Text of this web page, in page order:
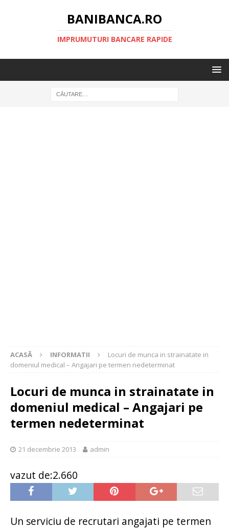
BANIBANCA.RO
IMPRUMUTURI BANCARE RAPIDE
ACASĂ INFORMATII
Locuri de munca in strainatate in
domeniul medical – Angajari pe termen nedeterminat
Locuri de munca in strainatate in
domeniul medical – Angajari pe
termen nedeterminat
21 decembrie 2013 admin
vazut de:2.660
Un serviciu de recrutari angajati pe termen